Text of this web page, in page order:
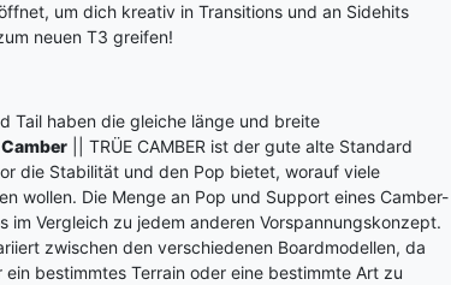
um dich kreativ in Transitions und an Sidehits
neuen T3 greifen!
Tail haben die gleiche länge und breite
|| TRÜE CAMBER ist der gute alte Standard
die Stabilität und den Pop bietet, worauf viele
wollen. Die Menge an Pop und Support eines Camber-
im Vergleich zu jedem anderen Vorspannungskonzept.
zwischen den verschiedenen Boardmodellen, da
bestimmtes Terrain oder eine bestimmte Art zu